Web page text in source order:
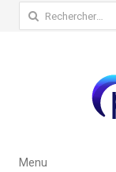
Rechercher :
Menu
Menu